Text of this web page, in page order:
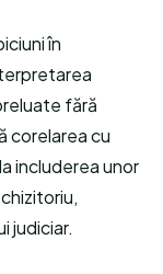
în
fără
corelarea cu
includerea unor
judiciar.